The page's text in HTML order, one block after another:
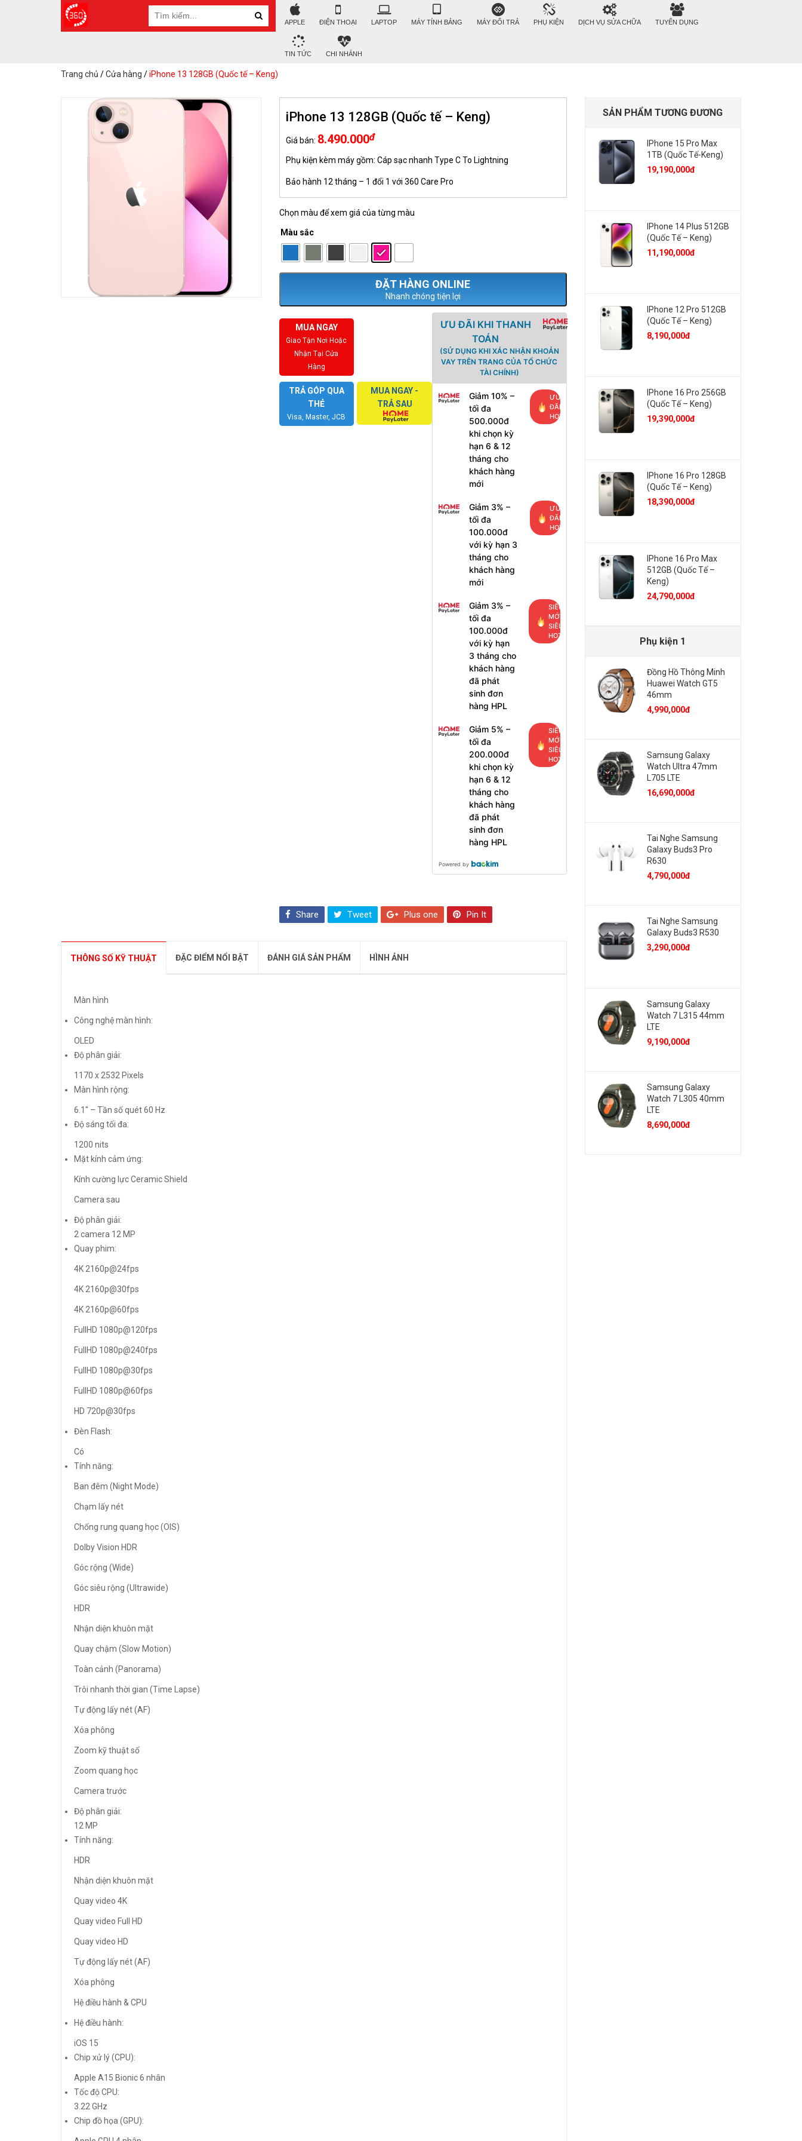
APPLE ĐIỆN THOẠI LAPTOP MÁY TÍNH BẢNG MÁY ĐỔI TRẢ PHỤ KIỆN DỊCH VỤ SỬA CHỮA TUYỂN DỤNG
TIN TỨC CHI NHÁNH
Trang chủ /Cửa hàng /iPhone 13 128GB (Quốc tế – Keng)
iPhone 13 128GB (Quốc tế – Keng)
Giá bán: 8.490.000đ
Phụ kiện kèm máy gồm: Cáp sạc nhanh Type C To Lightning
Bảo hành 12 tháng – 1 đổi 1 với 360 Care Pro
Chọn màu để xem giá của từng màu
Màu sắc
Nhanh chóng tiện lợi
MUA NGAY
Giao Tận Nơi Hoặc
Nhận Tại Cửa
Hàng
TRẢ GÓP QUA
THẺ
Visa, Master, JCB
MUA NGAY -
TRẢ SAU
ƯU ĐÃI KHI THANH
TOÁN
(SỬ DỤNG KHI XÁC NHẬN KHOẢN
VAY TRÊN TRANG CỦA TỔ CHỨC
TÀI CHÍNH)
Giảm 10% –
tối đa
500.000đ
khi chọn kỳ
hạn 6 & 12
tháng cho
khách hàng
mới
ƯU
ĐÃI
HOT
Giảm 3% –
tối đa
100.000đ
với kỳ hạn 3
tháng cho
khách hàng
mới
ƯU
ĐÃI
HOT
Giảm 3% –
tối đa
100.000đ
với kỳ hạn
3 tháng cho
khách hàng
đã phát
sinh đơn
hàng HPL
SIÊU
MỚI,
SIÊU
HOT
Giảm 5% –
tối đa
200.000đ
khi chọn kỳ
hạn 6 & 12
tháng cho
khách hàng
đã phát
sinh đơn
hàng HPL
SIÊU
MỚI,
SIÊU
HOT
Powered by
Share Tweet Plus one Pin It
THÔNG SỐ KỸ THUẬT ĐẶC ĐIỂM NỔI BẬT ĐÁNH GIÁ SẢN PHẨM HÌNH ẢNH
Màn hình
Công nghệ màn hình:
OLED
Độ phân giải:
1170 x 2532 Pixels
Màn hình rộng:
6.1″ – Tần số quét 60 Hz
Độ sáng tối đa:
1200 nits
Mặt kính cảm ứng:
Kính cường lực Ceramic Shield
Camera sau
Độ phân giải:
2 camera 12 MP
Quay phim:
4K 2160p@24fps
4K 2160p@30fps
4K 2160p@60fps
FullHD 1080p@120fps
FullHD 1080p@240fps
FullHD 1080p@30fps
FullHD 1080p@60fps
HD 720p@30fps
Đèn Flash:
Có
Tính năng:
Ban đêm (Night Mode)
Chạm lấy nét
Chống rung quang học (OIS)
Dolby Vision HDR
Góc rộng (Wide)
Góc siêu rộng (Ultrawide)
HDR
Nhận diện khuôn mặt
Quay chậm (Slow Motion)
Toàn cảnh (Panorama)
Trôi nhanh thời gian (Time Lapse)
Tự động lấy nét (AF)
Xóa phông
Zoom kỹ thuật số
Zoom quang học
Camera trước
Độ phân giải:
12 MP
Tính năng:
HDR
Nhận diện khuôn mặt
Quay video 4K
Quay video Full HD
Quay video HD
Tự động lấy nét (AF)
Xóa phông
Hệ điều hành & CPU
Hệ điều hành:
iOS 15
Chip xử lý (CPU):
Apple A15 Bionic 6 nhân
Tốc độ CPU:
3.22 GHz
Chip đồ họa (GPU):
SẢN PHẨM TƯƠNG ĐƯƠNG
IPhone 15 Pro Max
1TB (Quốc Tế-Keng)
19,190,000đ
IPhone 14 Plus 512GB
(Quốc Tế – Keng)
11,190,000đ
IPhone 12 Pro 512GB
(Quốc Tế – Keng)
8,190,000đ
IPhone 16 Pro 256GB
(Quốc Tế – Keng)
19,390,000đ
IPhone 16 Pro 128GB
(Quốc Tế – Keng)
18,390,000đ
IPhone 16 Pro Max
512GB (Quốc Tế –
Keng)
24,790,000đ
Phụ kiện 1
Đồng Hồ Thông Minh
Huawei Watch GT5
46mm
4,990,000đ
Samsung Galaxy
Watch Ultra 47mm
L705 LTE
16,690,000đ
Tai Nghe Samsung
Galaxy Buds3 Pro
R630
4,790,000đ
Tai Nghe Samsung
Galaxy Buds3 R530
3,290,000đ
Samsung Galaxy
Watch 7 L315 44mm
LTE
9,190,000đ
Samsung Galaxy
Watch 7 L305 40mm
LTE
8,690,000đ